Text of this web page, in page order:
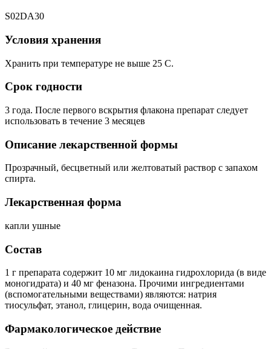
S02DA30
Условия хранения
Хранить при температуре не выше 25 C.
Срок годности
3 года. После первого вскрытия флакона препарат следует
использовать в течение 3 месяцев
Описание лекарственной формы
Прозрачный, бесцветный или желтоватый раствор с запахом
спирта.
Лекарственная форма
капли ушные
Состав
1 г препарата содержит 10 мг лидокаина гидрохлорида (в виде
моногидрата) и 40 мг феназона. Прочими ингредиентами
(вспомогательными веществами) являются: натрия
тиосульфат, этанол, глицерин, вода очищенная.
Фармакологическое действие